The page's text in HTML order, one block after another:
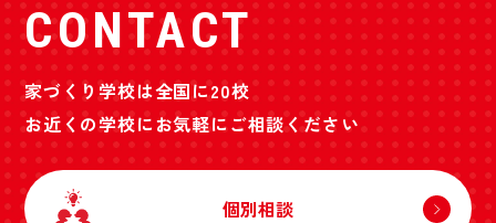
CONTACT
家づくり学校は全国に20校
お近くの学校にお気軽にご相談ください
個別相談